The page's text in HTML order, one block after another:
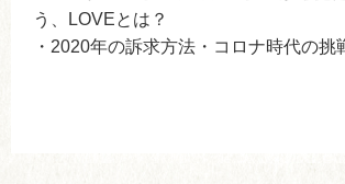
う、LOVEとは？
・2020年の訴求方法・コロナ時代の挑